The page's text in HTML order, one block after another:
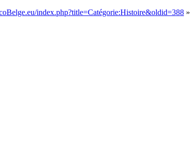
index.php?title=Catégorie:Histoire&oldid=388 »